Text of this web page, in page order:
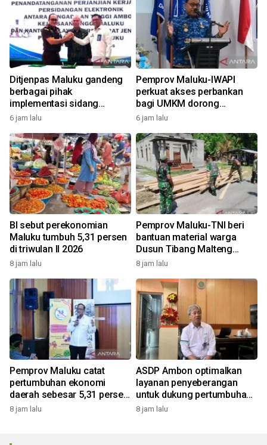
Ditjenpas Maluku gandeng
berbagai pihak
implementasi sidang
elektronik dukung
6 jam lalu
Pemprov Maluku-IWAPI
perkuat akses perbankan
bagi UMKM dorong
pertumbuhan ekonomi
6 jam lalu
BI sebut perekonomian
Maluku tumbuh 5,31 persen
di triwulan II 2026
8 jam lalu
Pemprov Maluku-TNI beri
bantuan material warga
Dusun Tibang Malteng
percepat rehabilitasi
8 jam lalu
Pemprov Maluku catat
pertumbuhan ekonomi
daerah sebesar 5,31 persen
yoy triwulan II 2026
8 jam lalu
ASDP Ambon optimalkan
layanan penyeberangan
untuk dukung pertumbuhan
ekonomi dan pariwisata
8 jam lalu